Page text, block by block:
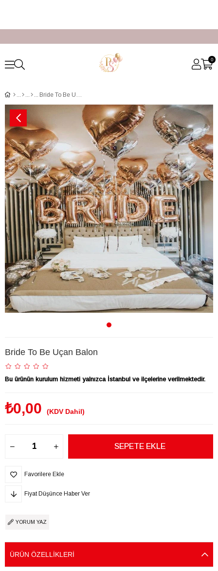
0
Bride To Be Uçan Balon
Bride To Be Uçan Balon
Bu ürünün kurulum hizmeti yalnızca İstanbul ve ilçelerine verilmektedir.
₺0,00 (KDV Dahil)
Favorilere Ekle
Fiyat Düşünce Haber Ver
YORUM YAZ
ÜRÜN ÖZELLIKLERI